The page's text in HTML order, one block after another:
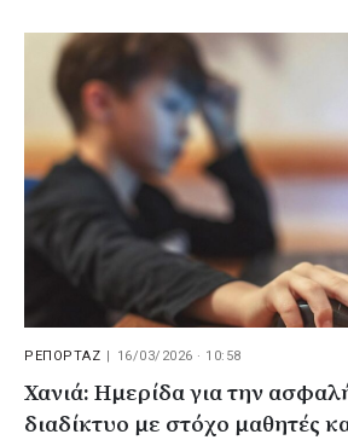
ΡΕΠΟΡΤΑΖ | 16/03/2026 · 10:58
Χανιά: Ημερίδα για την
διαδίκτυο με στόχο μαθητές